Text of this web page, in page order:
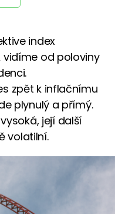
index
vidíme od poloviny
zpět k inflačnímu
plynulý a přímý.
její další
volatilní.